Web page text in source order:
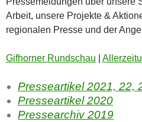
Arbeit, unsere Projekte &
regionalen Presse und der
Gifhorner Rundschau
Presseartikel 2021, 22,
Presseartikel 2020
Pressearchiv 2019